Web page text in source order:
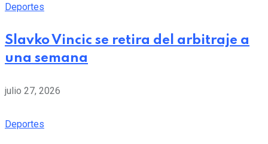
Deportes
Slavko Vincic se retira del arbitraje a
una semana
julio 27, 2026
Deportes